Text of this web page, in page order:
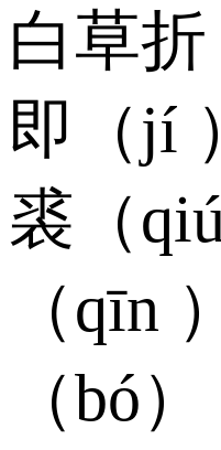
白草折
即（jí
裘（
（qīn
（bó